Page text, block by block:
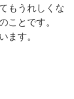
もうれしくな
ことです。
ます。